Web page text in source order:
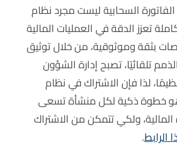
السحابية ليست مجرد نظام
تعزز الدقة في العمليات المالية
بثقة وموثوقية، من خلال توثيق
تلقائيًا، تصبح إدارة الشؤون
لذا فإن الاشتراك في نظام
هو خطوة ذكية لكل منشأة تسعى
ولكي تتمكن من الاشتراك
الرابط.